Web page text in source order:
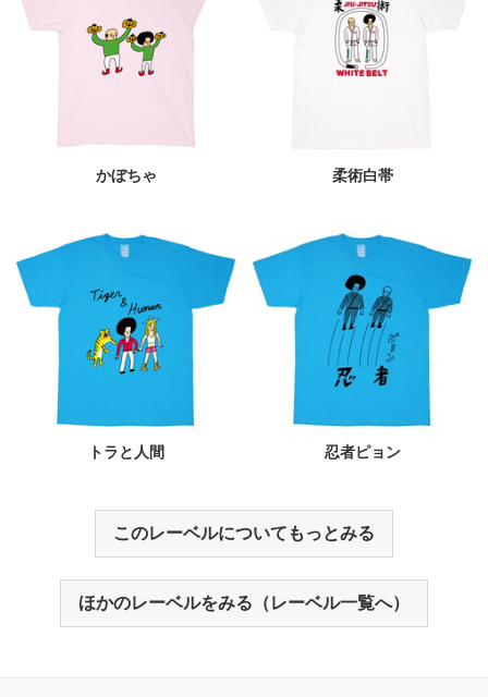
かぼちゃ 柔術白帯
トラと人間 忍者ピョン
このレーベルについてもっとみる
ほかのレーベルをみる（レーベル一覧へ）